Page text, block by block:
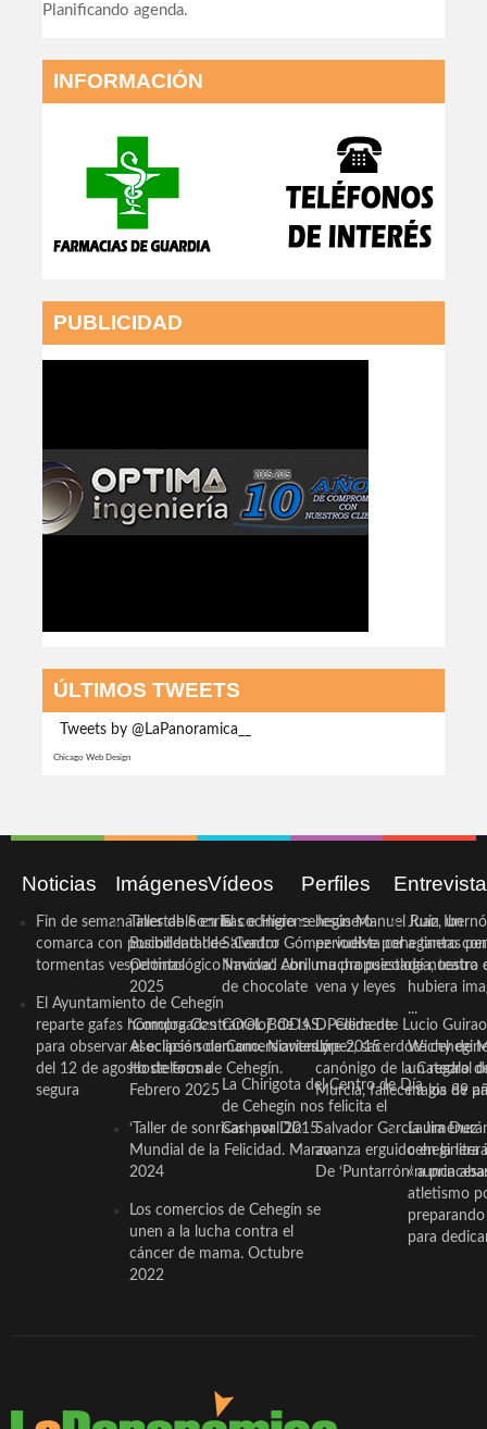
Planificando agenda.
INFORMACIÓN
PUBLICIDAD
ÚLTIMOS TWEETS
Tweets by @LaPanoramica__
Chicago Web Design
Noticias
Fin de semana inestable en la
comarca con posibilidad de
tormentas vespertinas
El Ayuntamiento de Cehegín
reparte gafas homologadas
para observar el eclipse solar
del 12 de agosto de forma
segura
Imágenes
Taller de Sonrisas e Higiene
Bucodental de ‘Centro
Odontológico Innova’. Abril
2025
‘Compra Contrarreloj’ de la
Asociación de Comerciantes y
Hosteleros de Cehegín.
Febrero 2025
‘Taller de sonrisas’ por Día
Mundial de la Felicidad. Marzo
2024
Los comercios de Cehegín se
unen a la lucha contra el
cáncer de mama. Octubre
2022
Vídeos
El cocinero ceheginero
Salvador Gómez vuelve por
Navidad con una propuesta
de chocolate
COOL BODAS. Pedida de
mano. Noviembre 2015
La Chirigota del Centro de Día
de Cehegín nos felicita el
Carnaval 2015
Perfiles
Jesús Manuel Ruiz, un
periodista ceheginero con
mucha psicología, teatro
vena y leyes
D. Clemente Lucio Guirao
López, sacerdote
canónigo de la Catedral
Murcia, fallece a los 89
Salvador García Jiménez
avanza erguido en la
De ‘Puntarrón’ a
Juan
a tantas
de nuestra
hubiera
...
Wichy de
un regalo
magia de
Laura
ceheginera
«nunca
atletismo
para